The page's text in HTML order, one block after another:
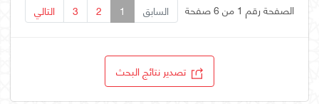
الصفحة رقم 1 من 6 صفحة السابق 1
2
3 التالي
تصدير نتائج البحث